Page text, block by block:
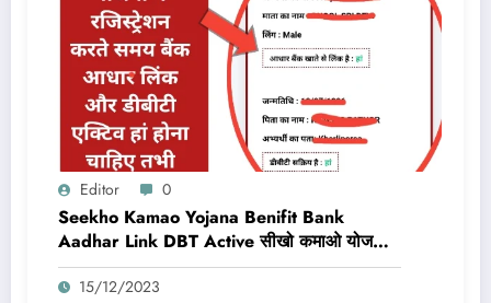
Editor 0
Seekho Kamao Yojana Benifit Bank
Aadhar Link DBT Active सीखो कमाओ योजना
का लाभ तभी मिलेगा 10,000 Rs जब बैंक डीबीटी
एक्टिव और आधार लिंक होगा
15/12/2023